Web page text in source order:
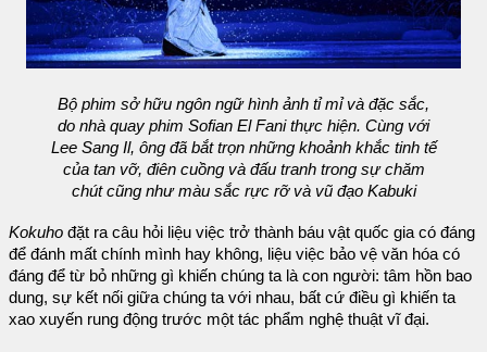
Bộ phim sở hữu ngôn ngữ hình ảnh tỉ mỉ và đặc sắc,
do nhà quay phim Sofian El Fani thực hiện. Cùng với
Lee Sang Il, ông đã bắt trọn những khoảnh khắc tinh tế
của tan vỡ, điên cuồng và đấu tranh trong sự chăm
chút cũng như màu sắc rực rỡ và vũ đạo Kabuki
Kokuho đặt ra câu hỏi liệu việc trở thành báu vật quốc gia có đáng
để đánh mất chính mình hay không, liệu việc bảo vệ văn hóa có
đáng để từ bỏ những gì khiến chúng ta là con người: tâm hồn bao
dung, sự kết nối giữa chúng ta với nhau, bất cứ điều gì khiến ta
xao xuyến rung động trước một tác phẩm nghệ thuật vĩ đại.